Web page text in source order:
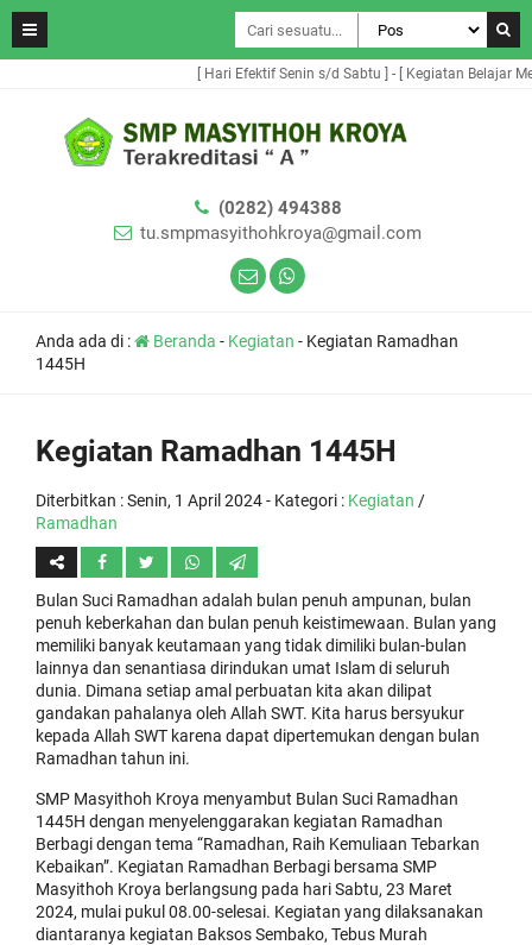
[ Hari Efektif Senin s/d Sabtu ] - [ Kegiatan Belajar
(0282) 494388
tu.smpmasyithohkroya@gmail.com
Anda ada di : Beranda - Kegiatan - Kegiatan Ramadhan
1445H
Kegiatan Ramadhan 1445H
Diterbitkan :Senin, 1 April 2024- Kategori : Kegiatan /
Ramadhan
Bulan Suci Ramadhan adalah bulan penuh ampunan, bulan
penuh keberkahan dan bulan penuh keistimewaan. Bulan yang
memiliki banyak keutamaan yang tidak dimiliki bulan-bulan
lainnya dan senantiasa dirindukan umat Islam di seluruh
dunia. Dimana setiap amal perbuatan kita akan dilipat
gandakan pahalanya oleh Allah SWT. Kita harus bersyukur
kepada Allah SWT karena dapat dipertemukan dengan bulan
Ramadhan tahun ini.
SMP Masyithoh Kroya menyambut Bulan Suci Ramadhan
1445H dengan menyelenggarakan kegiatan Ramadhan
Berbagi dengan tema “Ramadhan, Raih Kemuliaan Tebarkan
Kebaikan”. Kegiatan Ramadhan Berbagi bersama SMP
Masyithoh Kroya berlangsung pada hari Sabtu, 23 Maret
2024, mulai pukul 08.00-selesai. Kegiatan yang dilaksanakan
diantaranya kegiatan Baksos Sembako, Tebus Murah